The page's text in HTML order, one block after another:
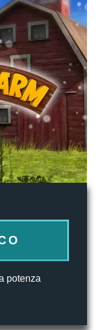
potenza